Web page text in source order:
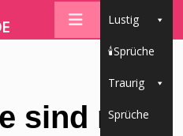
Lustig
🕯Sprüche
Traurig
Sprüche
sind nicht